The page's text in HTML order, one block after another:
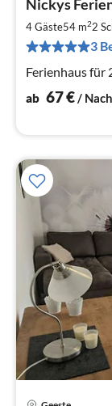
Nickys
4 Gäste54 m22
3
Ferienhaus für
ab 67€/